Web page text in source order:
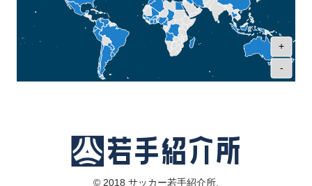
+
-
© 2018 サッカー若手紹介所.